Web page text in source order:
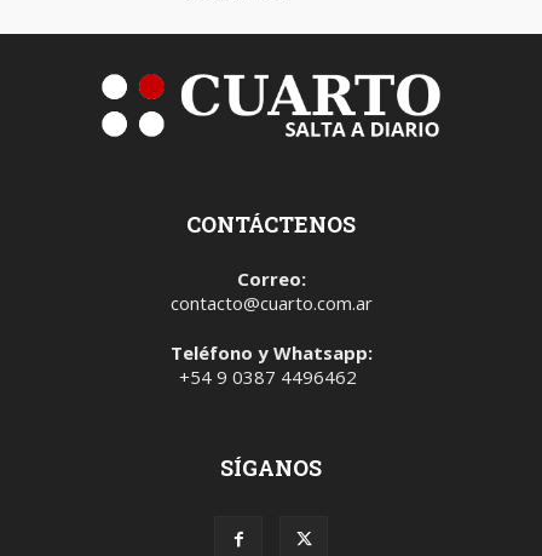
CONTÁCTENOS
Correo:
contacto@cuarto.com.ar
Teléfono y Whatsapp:
+54 9 0387 4496462
SÍGANOS